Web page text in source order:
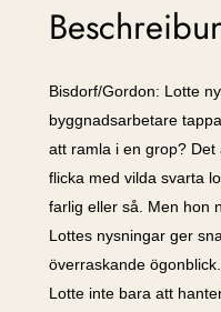
e
r
e
n
g
e
Bisdorf/Gordon: Lotte
byggnadsarbetare
att ramla i en grop?
flicka med vilda svarta
farlig eller så. Men hon
Lottes nysningar ger
överraskande
Lotte inte bara att